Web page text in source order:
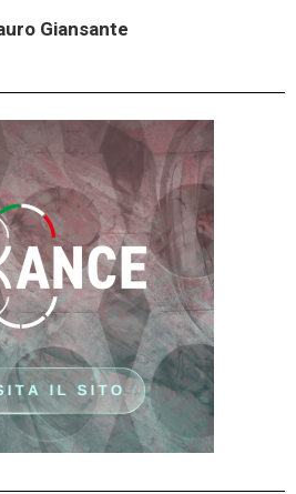
Giansante